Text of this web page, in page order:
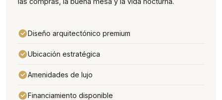
Diseño arquitectónico premium
Ubicación estratégica
Amenidades de lujo
Financiamiento disponible